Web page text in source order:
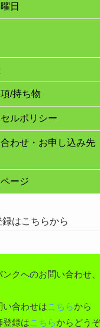
日
/持ち物
ルポリシー
わせ・お申し込み先
ージ
はこちらから
ンクへのお問い合わせ
い合わせはこちらから
登録はこちらからどう